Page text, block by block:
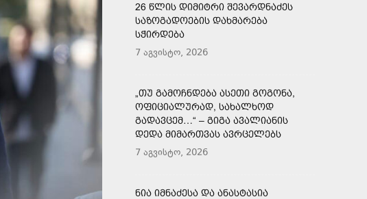
26 ᲬᲚᲘᲡ ᲓᲘᲛᲘᲢᲠᲘ ᲨᲔᲕᲐᲠᲓᲜᲐᲫᲔᲡ
ᲡᲐᲖᲝᲒᲐᲓᲝᲔᲑᲘᲡ ᲓᲐᲮᲛᲐᲠᲔᲑᲐ
ᲡᲭᲘᲠᲓᲔᲑᲐ
7 აგვისტო, 2026
„ᲗᲣ ᲒᲐᲛᲝᲩᲜᲓᲔᲑᲐ ᲐᲡᲔᲗᲘ ᲒᲝᲒᲝᲜᲐ,
ᲝᲤᲘᲪᲘᲐᲚᲣᲠᲐᲓ, ᲡᲐᲮᲐᲚᲮᲝᲓ
ᲒᲐᲓᲐᲕᲪᲔᲛ…“ – ᲒᲘᲒᲐ ᲐᲕᲐᲚᲘᲐᲜᲘᲡ
ᲓᲔᲓᲐ ᲛᲘᲛᲐᲠᲗᲕᲐᲡ ᲐᲕᲠᲪᲔᲚᲔᲑᲡ
7 აგვისტო, 2026
ᲜᲘᲐ ᲘᲛᲜᲐᲫᲔᲡᲐ ᲓᲐ ᲐᲜᲐᲡᲢᲐᲡᲘᲐ